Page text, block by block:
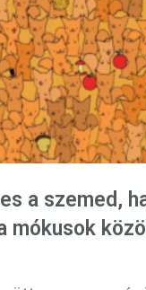
a szemed,
mókusok